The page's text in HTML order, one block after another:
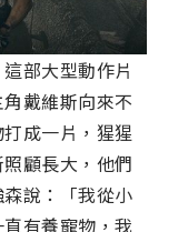
部大型動作片
戴維斯向來不
成一片，猩猩
顧長大，他們
說：「我從小
有養寵物，我